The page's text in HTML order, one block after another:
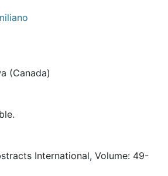
(Canada)
International, Volume: 49-